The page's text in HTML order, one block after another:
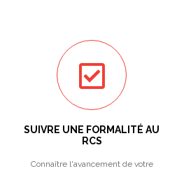
SUIVRE UNE FORMALITÉ AU
RCS
Connaître l'avancement de votre